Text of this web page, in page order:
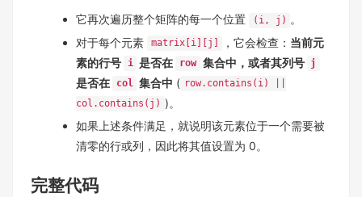
它再次遍历整个矩阵的每一个位置 (i, j) 。
对于每个元素
matrix[i][j] ，它会检查： 当前元
素的行号 i 是否在 row 集合中，或者其列号 j
是否在 col 集合中 ( row.contains(i) ||
col.contains(j) )。
如果上述条件满足，就说明该元素位于一个需要被
清零的行或列，因此将其值设置为 0。
完整代码